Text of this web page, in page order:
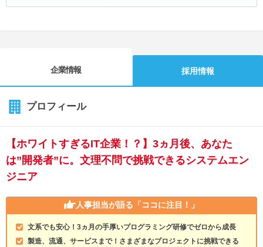
企業情報 採用情報
プロフィール
【ホワイトすぎるIT企業！？】3ヵ月後、あなた
は”開発者”に。文理不問で挑戦できるシステムエン
ジニア
人事担当が語る 「ココに注目！」
文系でも安心！3ヵ月の手厚いプログラミング研修でゼロから成長
製造、流通、サービスまで！さまざまなプロジェクトに挑戦できる